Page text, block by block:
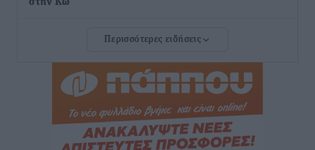
Μαστιχάρι – Αναποδογύρισε όχημα με μητέρα και
5χρονο παιδί
Τοπικές Ειδήσεις• πριν 3 ώρες
“Η Ευρώπη αντιμετώπιζε το προσφυγικό σαν ταινία
Περισσότερες ειδήσεις